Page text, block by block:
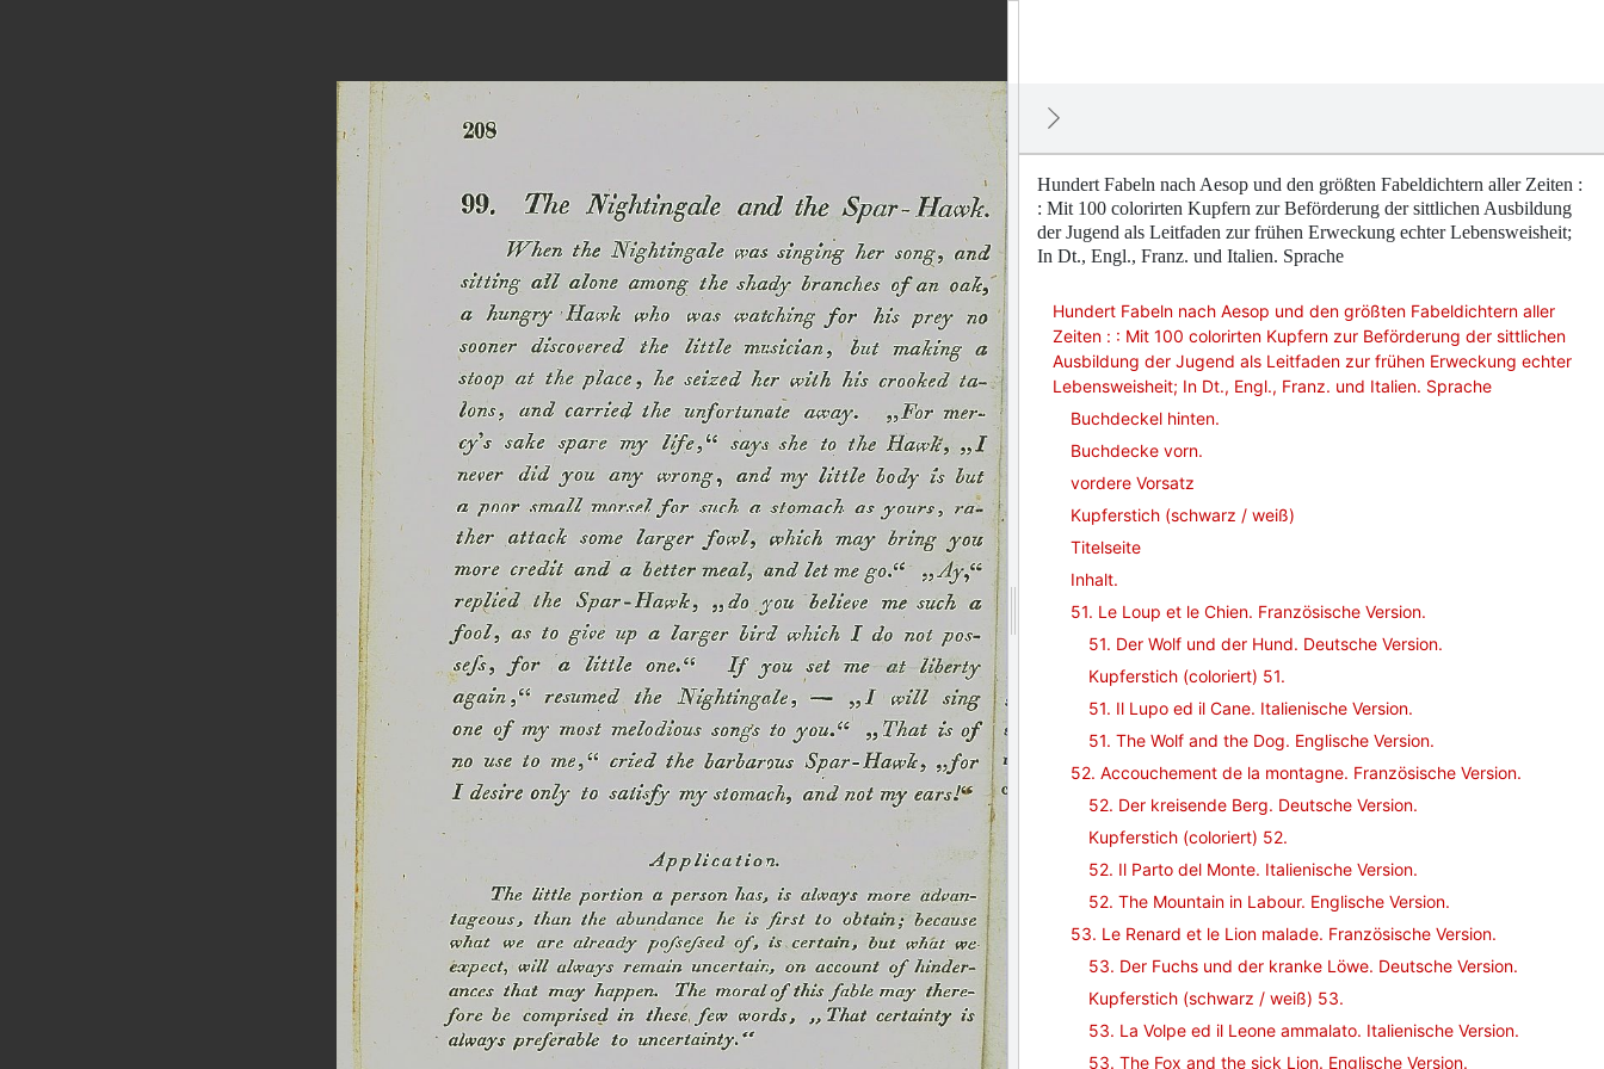
Hundert Fabeln nach Aesop und den größten Fabeldichtern aller Zeiten :
: Mit 100 colorirten Kupfern zur Beförderung der sittlichen Ausbildung
der Jugend als Leitfaden zur frühen Erweckung echter Lebensweisheit;
In Dt., Engl., Franz. und Italien. Sprache
Hundert Fabeln nach Aesop und den größten Fabeldichtern aller
Zeiten : : Mit 100 colorirten Kupfern zur Beförderung der sittlichen
Ausbildung der Jugend als Leitfaden zur frühen Erweckung echter
Lebensweisheit; In Dt., Engl., Franz. und Italien. Sprache
Buchdeckel hinten.
Buchdecke vorn.
vordere Vorsatz
Kupferstich (schwarz / weiß)
Titelseite
Inhalt.
51. Le Loup et le Chien. Französische Version.
51. Der Wolf und der Hund. Deutsche Version.
Kupferstich (coloriert) 51.
51. Il Lupo ed il Cane. Italienische Version.
51. The Wolf and the Dog. Englische Version.
52. Accouchement de la montagne. Französische Version.
52. Der kreisende Berg. Deutsche Version.
Kupferstich (coloriert) 52.
52. Il Parto del Monte. Italienische Version.
52. The Mountain in Labour. Englische Version.
53. Le Renard et le Lion malade. Französische Version.
53. Der Fuchs und der kranke Löwe. Deutsche Version.
Kupferstich (schwarz / weiß) 53.
53. La Volpe ed il Leone ammalato. Italienische Version.
53. The Fox and the sick Lion. Englische Version.